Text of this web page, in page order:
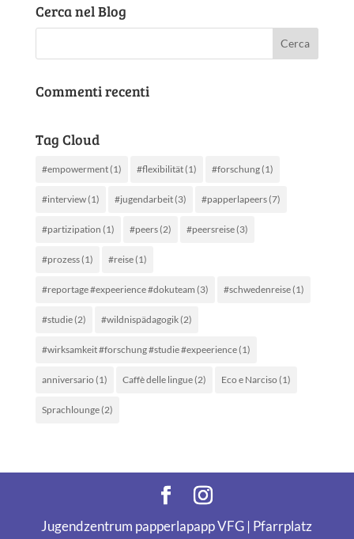
Cerca nel Blog
Commenti recenti
Tag Cloud
#empowerment(1) #flexibilität(1) #forschung(1)
#interview(1) #jugendarbeit(3) #papperlapeers(7)
#partizipation (1) #peers(2) #peersreise(3)
#prozess(1) #reise(1)
#reportage #expeerience #dokuteam (3) #schwedenreise(1)
#studie(2) #wildnispädagogik(2)
#wirksamkeit #forschung #studie #expeerience(1)
anniversario (1) Caffè delle lingue(2) Eco e Narciso (1)
Sprachlounge(2)
Jugendzentrum papperlapapp VFG | Pfarrplatz